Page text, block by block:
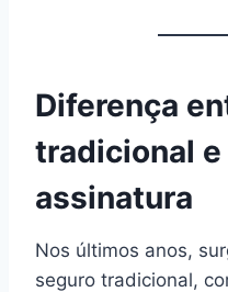
Diferença
tradicional
assinatura
Nos últimos anos,
seguro tradicional,